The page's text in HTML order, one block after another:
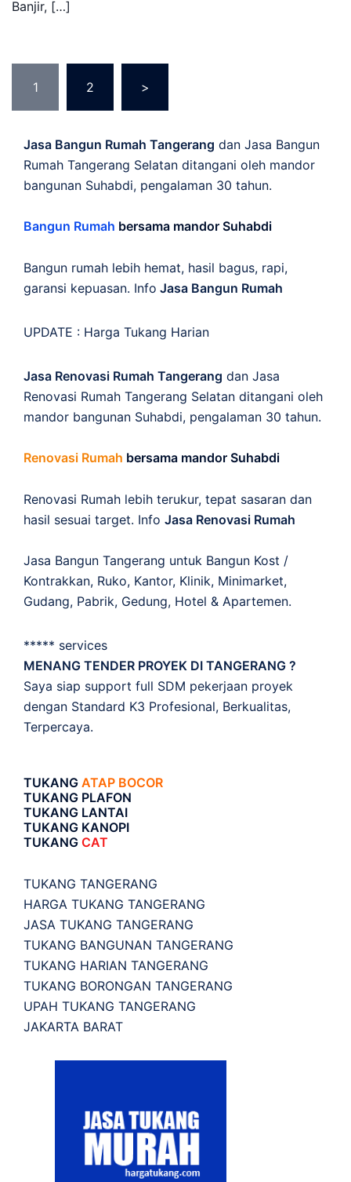
Banjir, […]
pagination
1 2 >
Jasa Bangun Rumah Tangerang dan Jasa Bangun
Rumah Tangerang Selatan ditangani oleh mandor
bangunan Suhabdi, pengalaman 30 tahun.
Bangun Rumah bersama mandor Suhabdi
Bangun rumah lebih hemat, hasil bagus, rapi,
garansi kepuasan. Info Jasa Bangun Rumah
UPDATE : Harga Tukang Harian
Jasa Renovasi Rumah Tangerang dan Jasa
Renovasi Rumah Tangerang Selatan ditangani oleh
mandor bangunan Suhabdi, pengalaman 30 tahun.
Renovasi Rumah bersama mandor Suhabdi
Renovasi Rumah lebih terukur, tepat sasaran dan
hasil sesuai target. Info Jasa Renovasi Rumah
Jasa Bangun Tangerang untuk Bangun Kost /
Kontrakkan, Ruko, Kantor, Klinik, Minimarket,
Gudang, Pabrik, Gedung, Hotel & Apartemen.
***** services
MENANG TENDER PROYEK DI TANGERANG ?
Saya siap support full SDM pekerjaan proyek
dengan Standard K3 Profesional, Berkualitas,
Terpercaya.
TUKANG ATAP BOCOR
TUKANG PLAFON
TUKANG LANTAI
TUKANG KANOPI
TUKANG CAT
TUKANG TANGERANG
HARGA TUKANG TANGERANG
JASA TUKANG TANGERANG
TUKANG BANGUNAN TANGERANG
TUKANG HARIAN TANGERANG
TUKANG BORONGAN TANGERANG
UPAH TUKANG TANGERANG
JAKARTA BARAT